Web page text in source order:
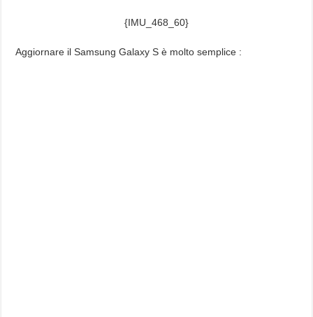
{IMU_468_60}
Aggiornare il Samsung Galaxy S è molto semplice :